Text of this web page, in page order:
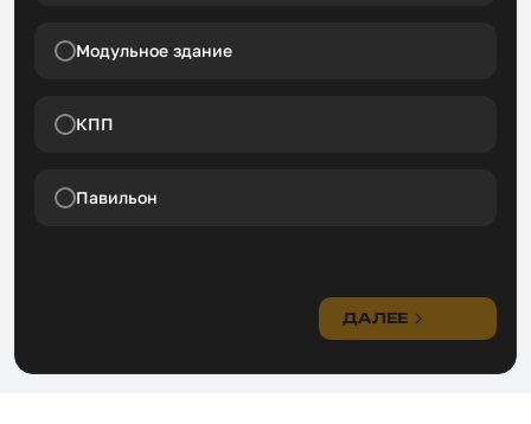
Модульное здание
КПП
Павильон
ДАЛЕЕ